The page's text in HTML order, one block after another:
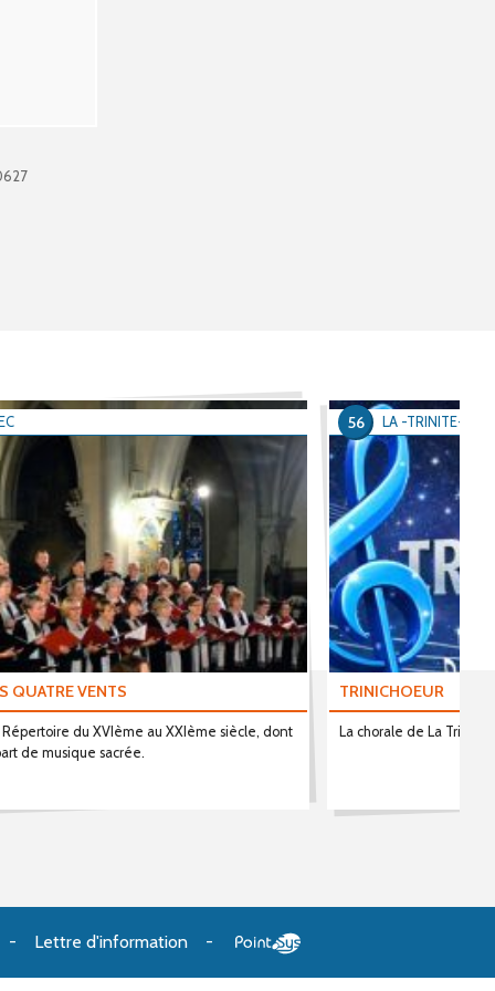
QUATRE VENTS
du XVIème au XXIème siècle, dont
de musique sacrée.
TRINICHOEUR
La chorale de La
LA -TRINITE-
56
Lettre d'information